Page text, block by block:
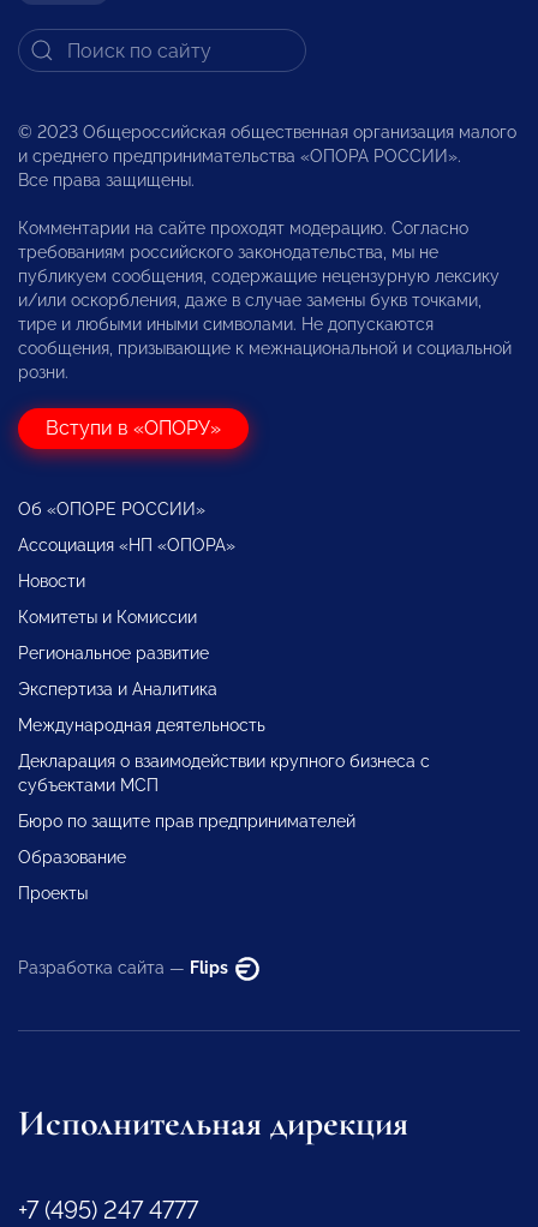
© 2023 Общероссийская общественная организация малого
и среднего предпринимательства «ОПОРА РОССИИ».
Все права защищены.
Комментарии на сайте проходят модерацию. Согласно
требованиям российского законодательства, мы не
публикуем сообщения, содержащие нецензурную лексику
и/или оскорбления, даже в случае замены букв точками,
тире и любыми иными символами. Не допускаются
сообщения, призывающие к межнациональной и социальной
розни.
Вступи в «ОПОРУ»
Об «ОПОРЕ РОССИИ»
Ассоциация «НП «ОПОРА»
Новости
Комитеты и Комиссии
Региональное развитие
Экспертиза и Аналитика
Международная деятельность
Декларация о взаимодействии крупного бизнеса с
субъектами МСП
Бюро по защите прав предпринимателей
Образование
Проекты
Разработка сайта — Flips
Исполнительная дирекция
+7 (495) 247 4777